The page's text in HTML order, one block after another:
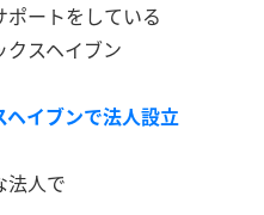
ートをしている
クスヘイブン
ヘイブンで法人設立
法人で